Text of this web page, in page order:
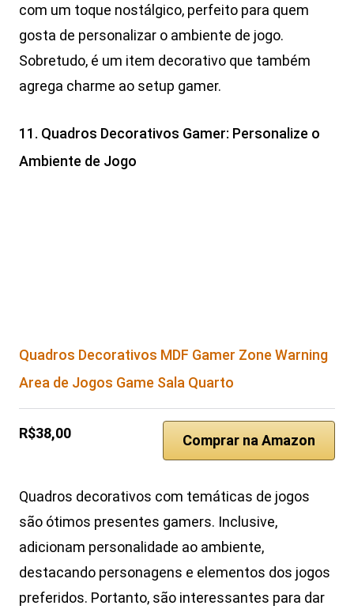
com um toque nostálgico, perfeito para quem
gosta de personalizar o ambiente de jogo.
Sobretudo, é um item decorativo que também
agrega charme ao setup gamer.
11. Quadros Decorativos Gamer: Personalize o
Ambiente de Jogo
Quadros Decorativos MDF Gamer Zone Warning
Area de Jogos Game Sala Quarto
R$38,00 Comprar na Amazon
Quadros decorativos com temáticas de jogos
são ótimos presentes gamers. Inclusive,
adicionam personalidade ao ambiente,
destacando personagens e elementos dos jogos
preferidos. Portanto, são interessantes para dar